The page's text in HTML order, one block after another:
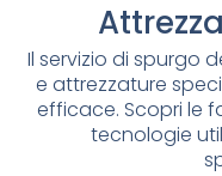
Il servizio di spurgo
e attrezzature
efficace. Scopri le
tecnologie